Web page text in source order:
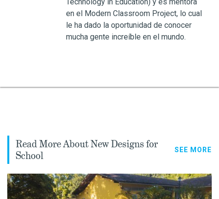
en el Modern Classroom Project, lo cual
le ha dado la oportunidad de conocer
mucha gente increíble en el mundo.
Read More About New Designs for
School
SEE MORE